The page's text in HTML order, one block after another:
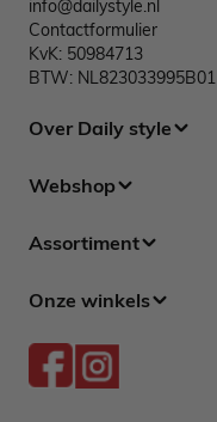
info@dailystyle.nl
Contactformulier
KvK: 50984713
BTW: NL823033995B01
Over Daily style
Webshop
Assortiment
Onze winkels